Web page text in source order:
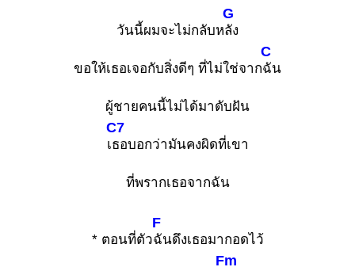
วันนี้ผมจะไม่กลับห
G
ลัง
ขอให้เธอเจอกับสิ่งดีๆ ที่ไม่ใช่จาก
C
ฉัน
ผู้ชายคนนี้ไม่ได้มาดับฝัน
เ
C7
ธอบอกว่ามันคงผิดที่เขา
ที่พรากเธอจากฉัน
* ตอนที่ตัว
F
ฉันดึงเธอมากอดไว้
Fm